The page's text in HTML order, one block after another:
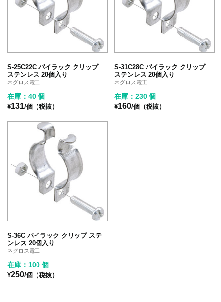
S-25C22C パイラック クリップ
ステンレス 20個入り
ネグロス電工
在庫：40 個
¥131/個（税抜）
S-31C28C パイラック クリップ
ステンレス 20個入り
ネグロス電工
在庫：230 個
¥160/個（税抜）
S-36C パイラック クリップ ステ
ンレス 20個入り
ネグロス電工
在庫：100 個
¥250/個（税抜）